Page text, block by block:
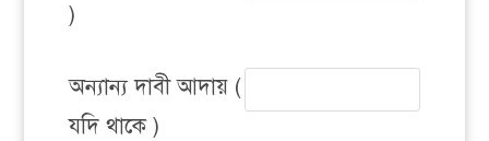
)
অন্যান্য দাবী আদায় (
যদি থাকে )